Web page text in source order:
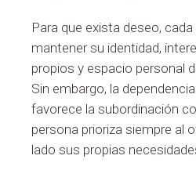
Para que exista deseo,
mantener su identidad,
propios y espacio personal
Sin embargo, la
favorece la subordinación
persona prioriza siempre al
lado sus propias